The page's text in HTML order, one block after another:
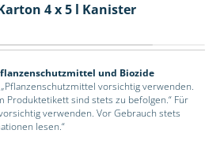
4 x 5 l Kanister
und Biozide
vorsichtig verwenden.
Produktetikett sind stets zu befolgen.“ Für
verwenden. Vor Gebrauch stets
lesen.“